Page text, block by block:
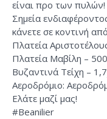
είναι προ των πυλών!
Σημεία
κάνετε σε κοντινή
Πλατεία
Πλατεία Μαβίλη –
Βυζαντινά Τείχη –
Αεροδρόμιο:
Ελάτε μαζί μας!
#Beanilier